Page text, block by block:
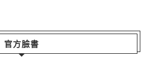
官方臉書